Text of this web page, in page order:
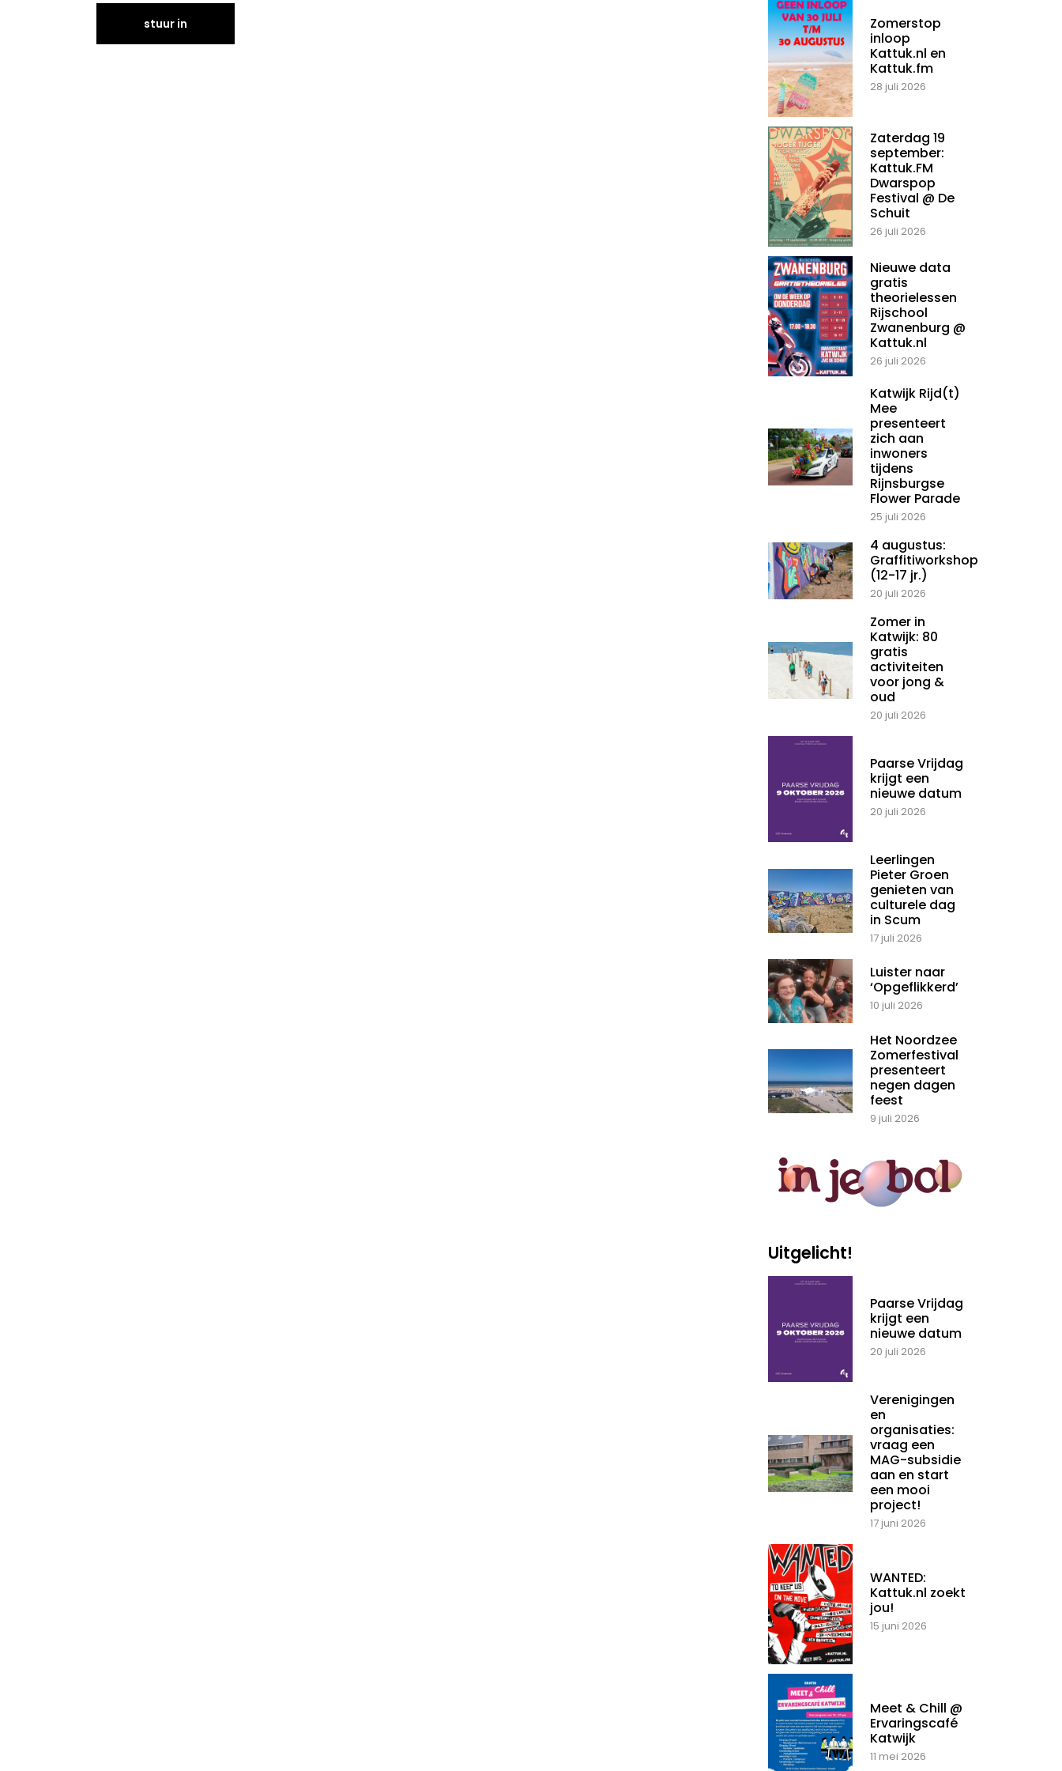
Zomerstop
inloop
Kattuk.nl en
Kattuk.fm
28 juli 2026
Zaterdag 19
september:
Kattuk.FM
Dwarspop
Festival @ De
Schuit
26 juli 2026
Nieuwe data
gratis
theorielessen
Rijschool
Zwanenburg @
Kattuk.nl
26 juli 2026
Katwijk Rijd(t)
Mee
presenteert
zich aan
inwoners
tijdens
Rijnsburgse
Flower Parade
25 juli 2026
4 augustus:
Graffitiworkshop
(12-17 jr.)
20 juli 2026
Zomer in
Katwijk: 80
gratis
activiteiten
voor jong &
oud
20 juli 2026
Paarse Vrijdag
krijgt een
nieuwe datum
20 juli 2026
Leerlingen
Pieter Groen
genieten van
culturele dag
in Scum
17 juli 2026
Luister naar
‘Opgeflikkerd’
10 juli 2026
Het Noordzee
Zomerfestival
presenteert
negen dagen
feest
9 juli 2026
Uitgelicht!
Paarse Vrijdag
krijgt een
nieuwe datum
20 juli 2026
Verenigingen
en
organisaties:
vraag een
MAG-subsidie
aan en start
een mooi
project!
17 juni 2026
WANTED:
Kattuk.nl zoekt
jou!
15 juni 2026
Meet & Chill @
Ervaringscafé
Katwijk
11 mei 2026